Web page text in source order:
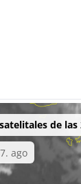
de
ago